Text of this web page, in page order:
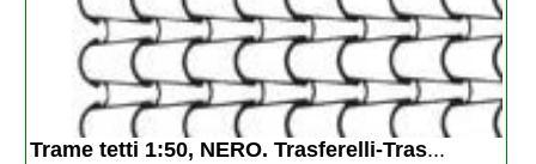
Trame tetti 1:50, NERO. Trasferelli-Tras...